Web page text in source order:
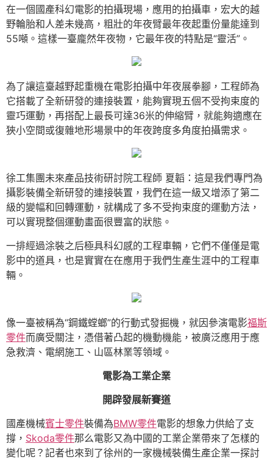
在一個國產科幻電影的拍攝現場，應用的拍攝車，宏大的越
野輪胎和人差未幾高，粗壯的年夜臂最年夜起重份量能達到
55噸。這樣一臺龐然年夜物，它最年夜的特點是“靈活”。
為了讓這臺越野起重機在電影拍攝中年夜展拳腳，工程師為
它搭載了全新研發的連接裝置，能夠實現五個不受拘束度的
靈巧運動，再搭配上最長可達36米的伸縮臂，就能夠適應在
狹小空間或復雜地形場景中的年夜跨度多角度拍攝需求。
徐工集團未來產品技術研討院工程師 夏韜：這是我們專門為
攝影裝備全新研發的連接裝置，我們在這一級又增添了第二
級的變幅和回轉運動，就構成了多不受拘束度的運動方法，
可以實現整個運動畫面很豐富的狀態。
一排經過涂裝之后極具科幻感的工程車輛，它們不僅僅是電
影中的道具，也是實實在在應用于我們生產生涯中的工程車
輛。
像一臺被稱為“鋼鐵螳螂”的行動式發掘機，就因參演電影福斯
零件而廣受關注，憑借著凸起的機動機能，被廣泛應用于應
急救濟、電網施工、山區林業等領域。
電影為工業企業
開辟發展新賽道
國產機械賓士零件裝備為BMW零件電影的想象力供給了支
撐， Skoda零件那么電影又為中國的工業企業帶來了怎樣的
變化呢？記者也來到了徐州的一家機械裝備生產企業一探討